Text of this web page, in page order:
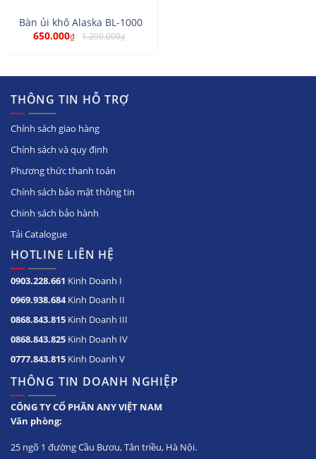
Bàn ủi khô Alaska BL-1000
650.000₫ 1.290.000₫
THÔNG TIN HỖ TRỢ
Chính sách giao hàng
Chính sách và quy định
Phương thức thanh toán
Chính sách bảo mật thông tin
Chinh sách bảo hành
Tải Catalogue
HOTLINE LIÊN HỆ
0903.228.661 Kinh Doanh I
0969.938.684Kinh Doanh II
0868.843.815 Kinh Doanh III
0868.843.825 Kinh Doanh IV
0777.843.815 Kinh Doanh V
THÔNG TIN DOANH NGHIỆP
CÔNG TY CỔ PHẦN ANY VIỆT NAM
Văn phòng:
25 ngõ 1 đường Cầu Bươu, Tân triều, Hà Nội.